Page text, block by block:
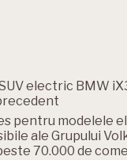
electric BMW
pentru modelele
ale Grupului
70.000 de